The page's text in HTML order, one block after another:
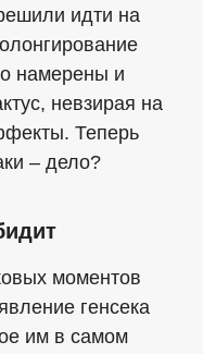
идти на
намерены и
невзирая на
Теперь
– дело?
моментов
генсека
им в самом